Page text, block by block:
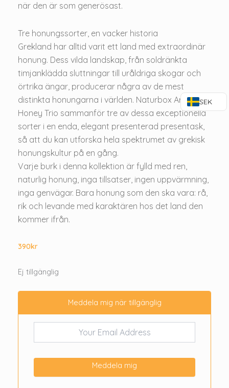
när den är som generösast.
Tre honungssorter, en vacker historia
Grekland har alltid varit ett land med extraordinär
honung. Dess vilda landskap, från soldränkta
timjanklädda sluttningar till uråldriga skogar och
örtrika ängar, producerar några av de mest
distinkta honungarna i världen. Naturbox Aromatic
Honey Trio sammanför tre av dessa exceptionella
sorter i en enda, elegant presenterad presentask,
så att du kan utforska hela spektrumet av grekisk
honungskultur på en gång.
Varje burk i denna kollektion är fylld med ren,
naturlig honung, inga tillsatser, ingen uppvärmning,
inga genvägar. Bara honung som den ska vara: rå,
rik och levande med karaktären hos det land den
kommer ifrån.
390kr
Ej tillgänglig
Meddela mig när tillgänglig
Meddela mig
SEK